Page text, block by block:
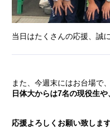
当日はたくさんの応援、誠
また、今週末にはお台場で、
日体大からは7名の現役生や
応援よろしくお願い致しま